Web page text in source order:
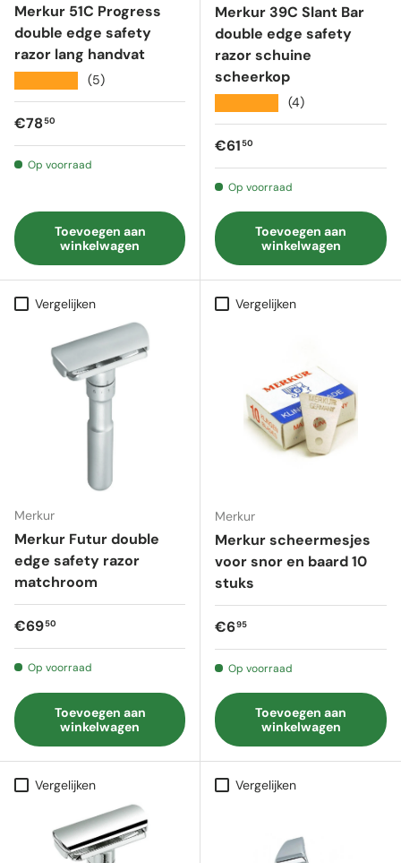
Merkur 51C Progress
double edge safety
razor lang handvat
(5)
Reguliere prijs
€7850
Op voorraad
Toevoegen aan
winkelwagen
Merkur 39C Slant Bar
double edge safety
razor schuine
scheerkop
(4)
Reguliere prijs
€6150
Op voorraad
Toevoegen aan
winkelwagen
Vergelijken
Merkur
Merkur Futur double
edge safety razor
matchroom
Reguliere prijs
€6950
Op voorraad
Toevoegen aan
winkelwagen
Vergelijken
Merkur
Merkur scheermesjes
voor snor en baard 10
stuks
Reguliere prijs
€695
Op voorraad
Toevoegen aan
winkelwagen
Vergelijken Vergelijken